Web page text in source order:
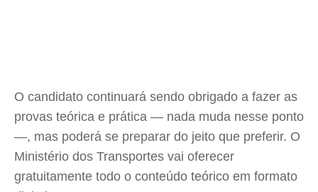
O candidato continuará sendo obrigado a fazer as
provas teórica e prática — nada muda nesse ponto
—, mas poderá se preparar do jeito que preferir. O
Ministério dos Transportes vai oferecer
gratuitamente todo o conteúdo teórico em formato